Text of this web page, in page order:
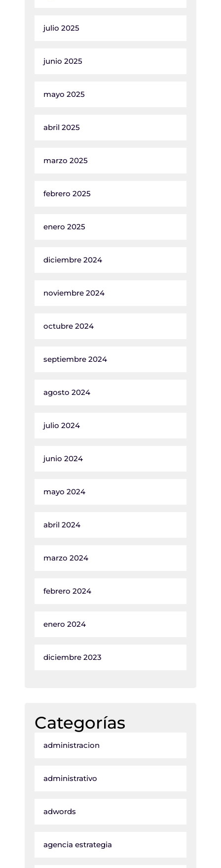
julio 2025
junio 2025
mayo 2025
abril 2025
marzo 2025
febrero 2025
enero 2025
diciembre 2024
noviembre 2024
octubre 2024
septiembre 2024
agosto 2024
julio 2024
junio 2024
mayo 2024
abril 2024
marzo 2024
febrero 2024
enero 2024
diciembre 2023
Categorías
administracion
administrativo
adwords
agencia estrategia